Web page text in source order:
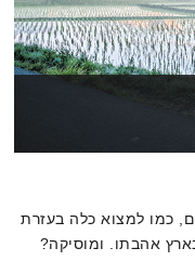
כמו למצוא כלה בעזרת
אהבתו. ומוסיקה?